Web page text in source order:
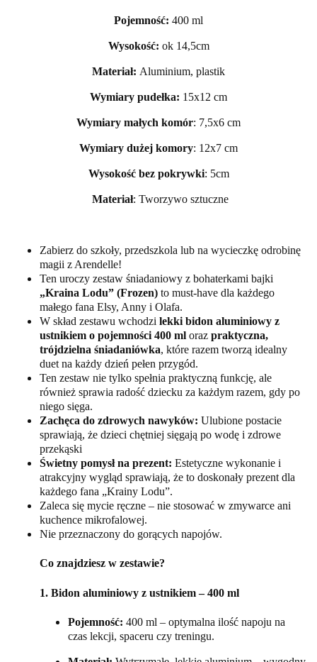
Pojemność: 400 ml
Wysokość: ok 14,5cm
Materiał: Aluminium, plastik
Wymiary pudełka: 15x12 cm
Wymiary małych komór: 7,5x6 cm
Wymiary dużej komory: 12x7 cm
Wysokość bez pokrywki: 5cm
Materiał: Tworzywo sztuczne
Zabierz do szkoły, przedszkola lub na wycieczkę odrobinę
magii z Arendelle!
Ten uroczy zestaw śniadaniowy z bohaterkami bajki
„Kraina Lodu” (Frozen) to must-have dla każdego
małego fana Elsy, Anny i Olafa.
W skład zestawu wchodzi lekki bidon aluminiowy z
ustnikiem o pojemności 400 ml oraz praktyczna,
trójdzielna śniadaniówka, które razem tworzą idealny
duet na każdy dzień pełen przygód.
Ten zestaw nie tylko spełnia praktyczną funkcję, ale
również sprawia radość dziecku za każdym razem, gdy po
niego sięga.
Zachęca do zdrowych nawyków: Ulubione postacie
sprawiają, że dzieci chętniej sięgają po wodę i zdrowe
przekąski
Świetny pomysł na prezent: Estetyczne wykonanie i
atrakcyjny wygląd sprawiają, że to doskonały prezent dla
każdego fana „Krainy Lodu”.
Zaleca się mycie ręczne – nie stosować w zmywarce ani
kuchence mikrofalowej.
Nie przeznaczony do gorących napojów.
Co znajdziesz w zestawie?
1. Bidon aluminiowy z ustnikiem – 400 ml
Pojemność: 400 ml – optymalna ilość napoju na
czas lekcji, spaceru czy treningu.